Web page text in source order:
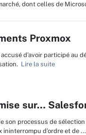
dont celles de
Proxmox
d’avoir participé au
Lire la suite
sur…
processus de sélection
d’ordre et de ...